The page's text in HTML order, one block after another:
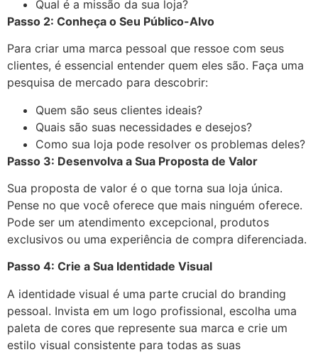
Qual é a missão da sua loja?
Passo 2: Conheça o Seu Público-Alvo
Para criar uma marca pessoal que ressoe com seus
clientes, é essencial entender quem eles são. Faça uma
pesquisa de mercado para descobrir:
Quem são seus clientes ideais?
Quais são suas necessidades e desejos?
Como sua loja pode resolver os problemas deles?
Passo 3: Desenvolva a Sua Proposta de Valor
Sua proposta de valor é o que torna sua loja única.
Pense no que você oferece que mais ninguém oferece.
Pode ser um atendimento excepcional, produtos
exclusivos ou uma experiência de compra diferenciada.
Passo 4: Crie a Sua Identidade Visual
A identidade visual é uma parte crucial do branding
pessoal. Invista em um logo profissional, escolha uma
paleta de cores que represente sua marca e crie um
estilo visual consistente para todas as suas